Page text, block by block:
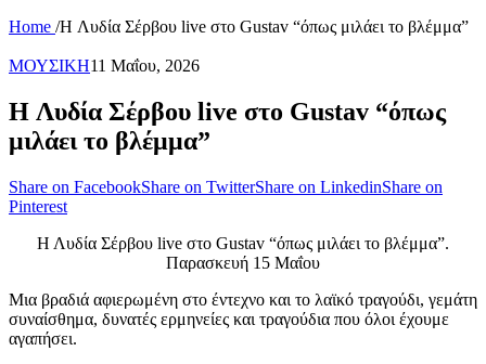
Home /H Λυδία Σέρβου live στο Gustav “όπως μιλάει το βλέμμα”
ΜΟΥΣΙΚΗ11 Μαΐου, 2026
H Λυδία Σέρβου live στο Gustav “όπως
μιλάει το βλέμμα”
Share on FacebookShare on TwitterShare on LinkedinShare on
Pinterest
Η Λυδία Σέρβου live στο Gustav “όπως μιλάει το βλέμμα”.
Παρασκευή 15 Μαΐου
Μια βραδιά αφιερωμένη στο έντεχνο και το λαϊκό τραγούδι, γεμάτη
συναίσθημα, δυνατές ερμηνείες και τραγούδια που όλοι έχουμε
αγαπήσει.